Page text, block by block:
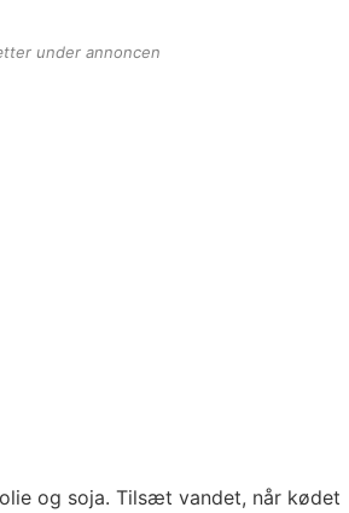
under annoncen
og soja. Tilsæt vandet, når kødet